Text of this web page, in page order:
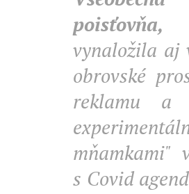
poisťovňa,
vynaložila aj
obrovské
reklamu a
mňamkami"
s Covid